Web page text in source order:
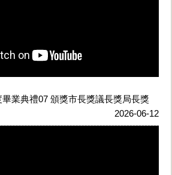
畢業典禮07 頒獎市長獎議長獎局長獎
2026-06-12